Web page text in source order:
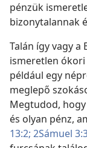
pénzük
bizonytalannak
Talán így vagy a
ismeretlen ókori
például egy
meglepő
Megtudod,
és olyan pénz,
13:2; 2Sámuel